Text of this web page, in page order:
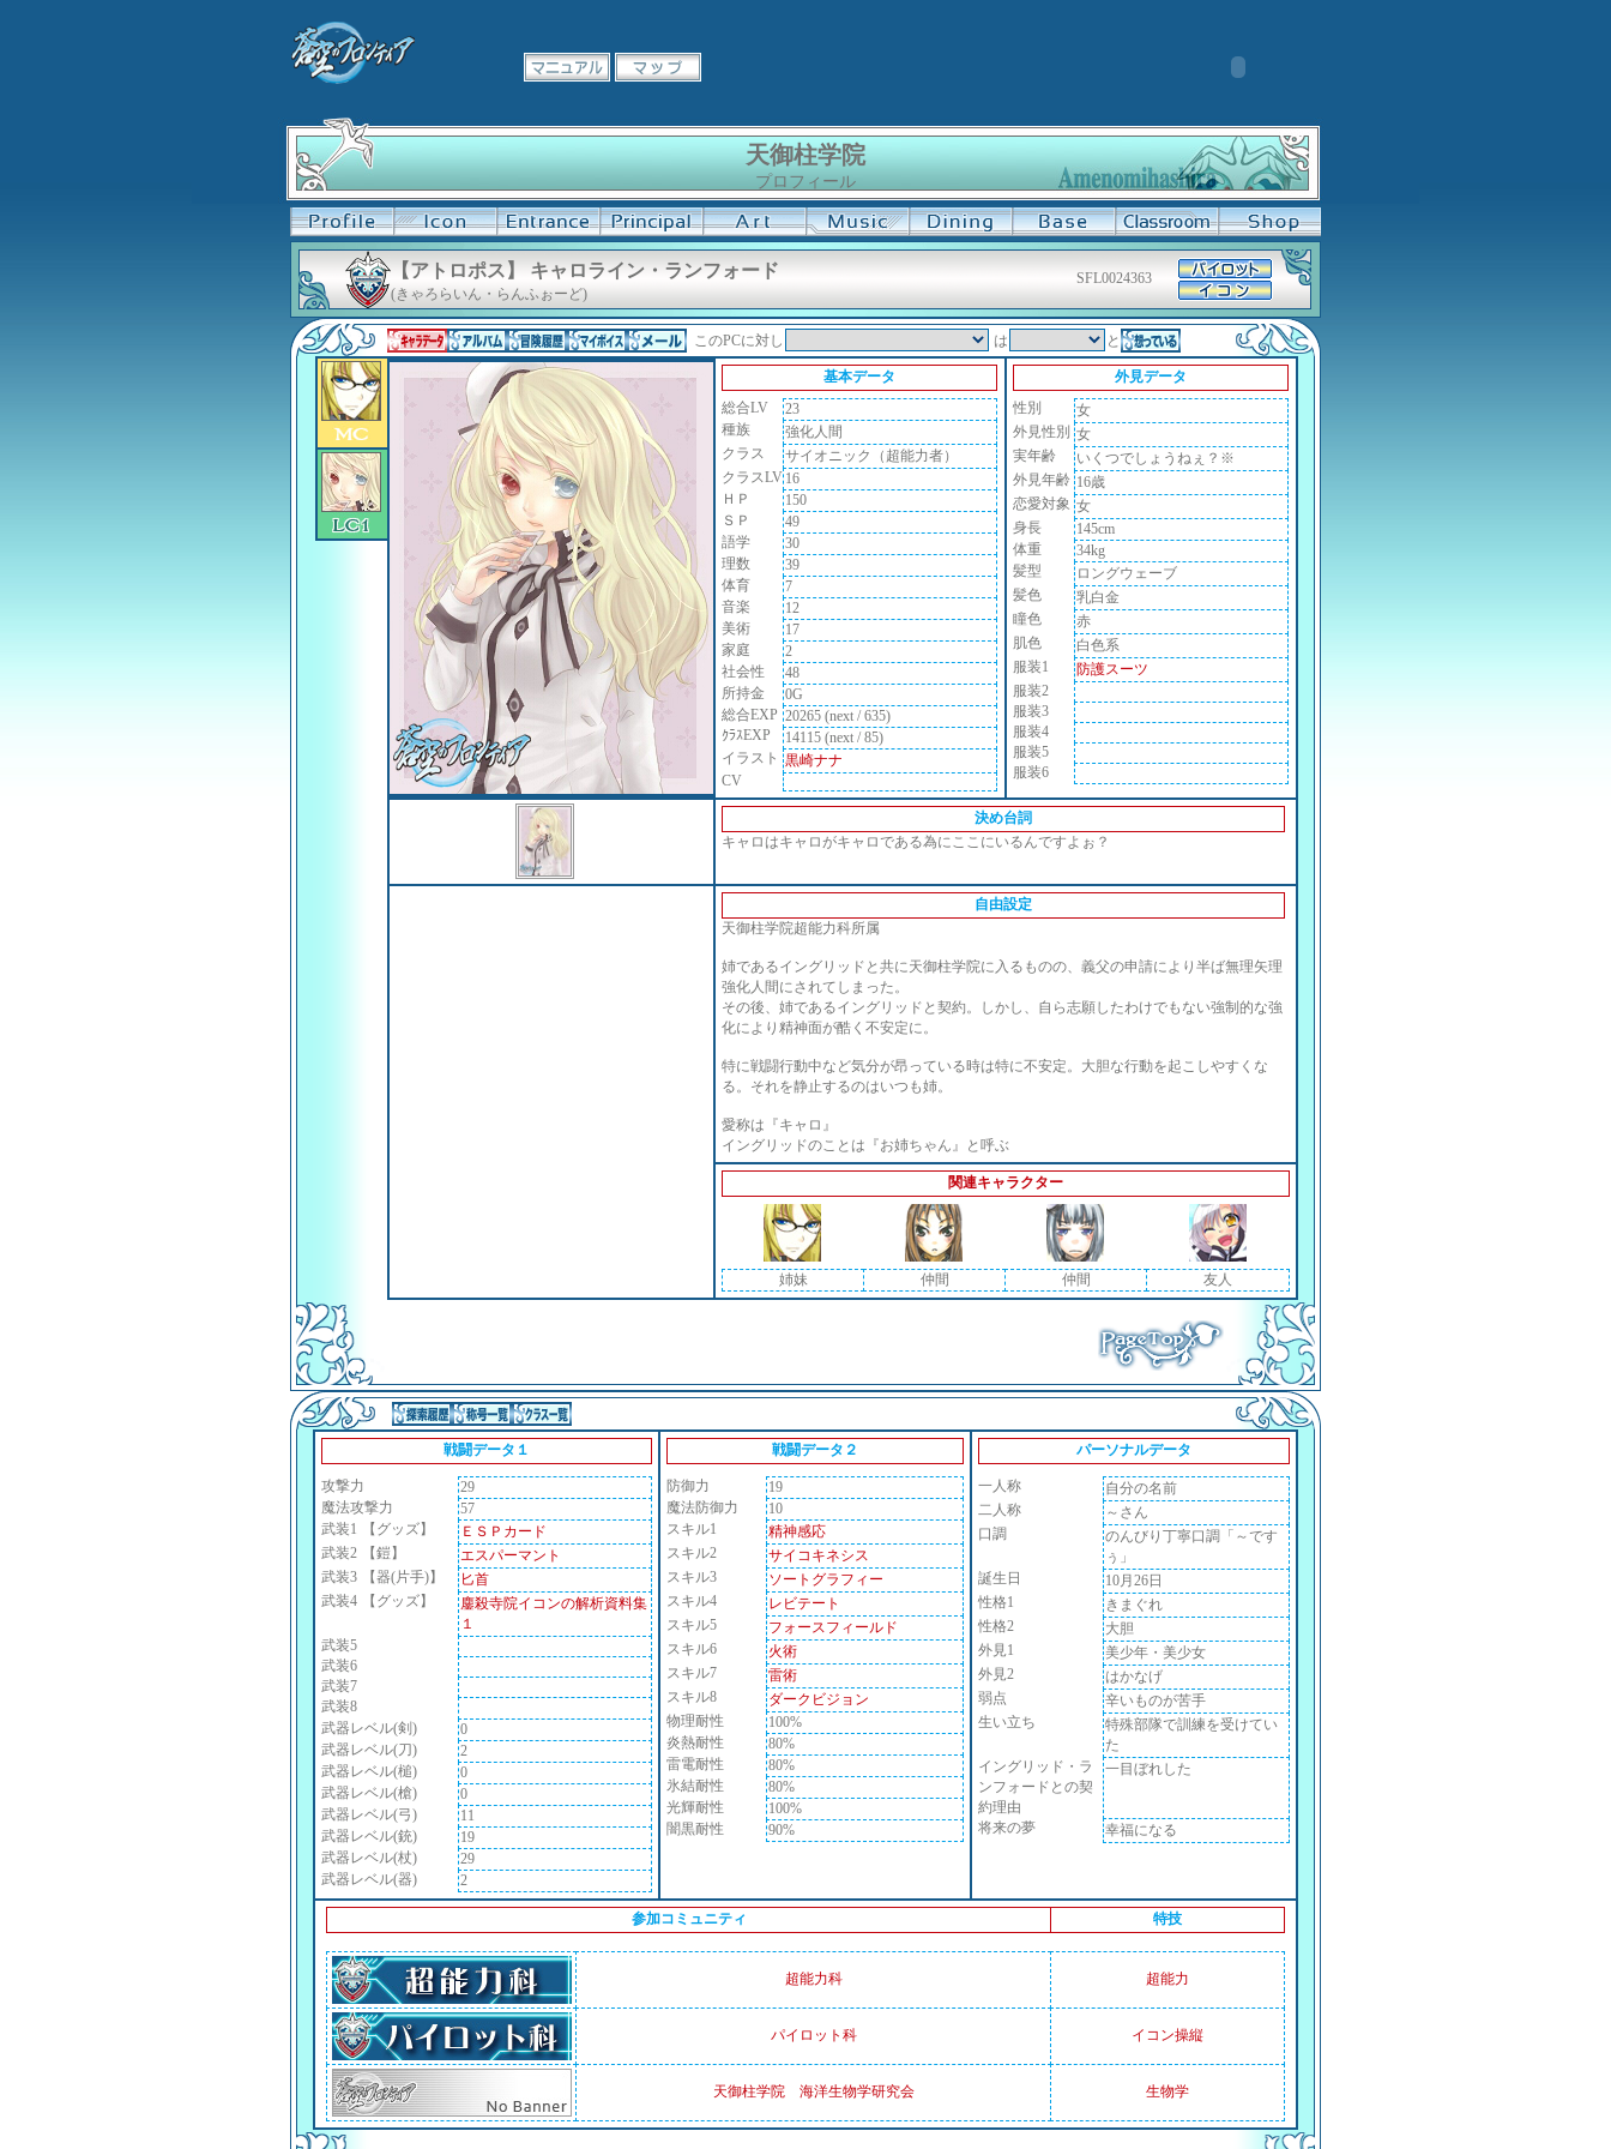
天御柱学院
プロフィール
【アトロポス】 キャロライン・ランフォード
(きゃろらいん・らんふぉーど)
SFL0024363
このPCに対し は と
基本データ
総合LV
23
種族
強化人間
クラス
サイオニック（超能力者）
クラスLV 16
ＨＰ
150
ＳＰ
49
語学
30
理数
39
体育
7
音楽
12
美術
17
家庭
2
社会性
48
所持金
0G
総合EXP 20265 (next / 635)
ｸﾗｽEXP
14115 (next / 85)
イラスト 黒崎ナナ
CV
外見データ
性別
女
外見性別 女
実年齢
いくつでしょうねぇ？※
外見年齢 16歳
恋愛対象 女
身長
145cm
体重
34kg
髪型
ロングウェーブ
髪色
乳白金
瞳色
赤
肌色
白色系
服装1
防護スーツ
服装2
服装3
服装4
服装5
服装6
決め台詞
キャロはキャロがキャロである為にここにいるんですよぉ？
自由設定
天御柱学院超能力科所属
姉であるイングリッドと共に天御柱学院に入るものの、義父の申請により半ば無理矢理
強化人間にされてしまった。
その後、姉であるイングリッドと契約。しかし、自ら志願したわけでもない強制的な強
化により精神面が酷く不安定に。
特に戦闘行動中など気分が昂っている時は特に不安定。大胆な行動を起こしやすくな
る。それを静止するのはいつも姉。
愛称は『キャロ』
イングリッドのことは『お姉ちゃん』と呼ぶ
関連キャラクター
姉妹 仲間 仲間 友人
戦闘データ１
攻撃力
29
魔法攻撃力
57
武装1
【グッズ】
ＥＳＰカード
武装2
【鎧】
エスパーマント
武装3
【器(片手)】
匕首
武装4
【グッズ】
鏖殺寺院イコンの解析資料集
１
武装5
武装6
武装7
武装8
武器レベル(剣)
0
武器レベル(刀)
2
武器レベル(槌)
0
武器レベル(槍)
0
武器レベル(弓)
11
武器レベル(銃)
19
武器レベル(杖)
29
武器レベル(器)
2
戦闘データ２
防御力
19
魔法防御力
10
スキル1
精神感応
スキル2
サイコキネシス
スキル3
ソートグラフィー
スキル4
レビテート
スキル5
フォースフィールド
スキル6
火術
スキル7
雷術
スキル8
ダークビジョン
物理耐性
100%
炎熱耐性
80%
雷電耐性
80%
氷結耐性
80%
光輝耐性
100%
闇黒耐性
90%
パーソナルデータ
一人称
自分の名前
二人称
～さん
口調
のんびり丁寧口調「～です
ぅ」
誕生日
10月26日
性格1
きまぐれ
性格2
大胆
外見1
美少年・美少女
外見2
はかなげ
弱点
辛いものが苦手
生い立ち
特殊部隊で訓練を受けてい
た
イングリッド・ラ
ンフォードとの契
約理由
一目ぼれした
将来の夢 幸福になる
参加コミュニティ 特技
超能力科 超能力
パイロット科 イコン操縦
天御柱学院 海洋生物学研究会 生物学